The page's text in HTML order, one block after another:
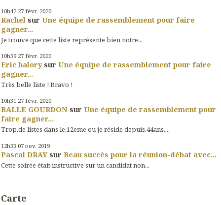
10h42 27 févr. 2020
Rachel sur Une équipe de rassemblement pour faire
gagner...
Je trouve que cette liste représente bien notre...
10h39 27 févr. 2020
Eric balorysur Une équipe de rassemblement pour faire
gagner...
Très belle liste ! Bravo !
10h31 27 févr. 2020
BALLE GOURDON sur Une équipe de rassemblement pour
faire gagner...
Trop.de listes dans le.12eme ou je réside depuis.44ans....
12h33 07 nov. 2019
Pascal DRAYsur Beau succès pour la réunion-débat avec...
Cette soirée était instructive sur un candidat non...
Carte